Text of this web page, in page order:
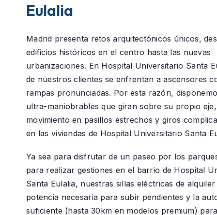
Eulalia
Madrid presenta retos arquitectónicos únicos,
edificios históricos en el centro hasta las nuevas
urbanizaciones. En Hospital Universitario Santa
de nuestros clientes se enfrentan a ascensores
rampas pronunciadas. Por esta razón,
ultra-maniobrables que giran sobre su propio
movimiento en pasillos estrechos y giros
en las viviendas de Hospital Universitario Santa
Ya sea para disfrutar de un paseo por los
para realizar gestiones en el barrio de Hospital
Santa Eulalia, nuestras sillas eléctricas de
potencia necesaria para subir pendientes y la
suficiente (hasta 30km en modelos premium)